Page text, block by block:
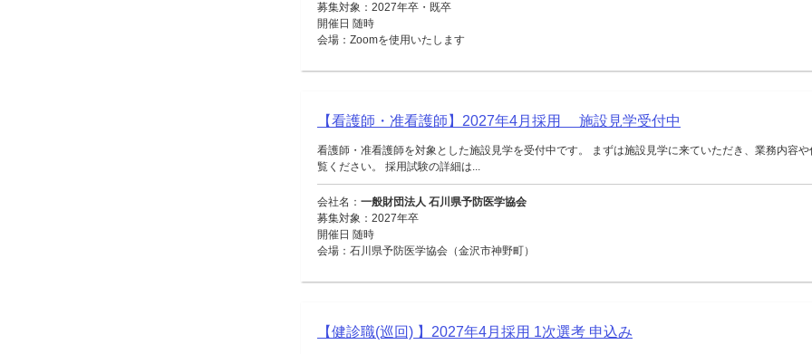
募集対象：2027年卒・既卒
開催日 随時
会場：Zoomを使用いたします
【看護師・准看護師】2027年4月採用 施設見学受付中
看護師・准看護師を対象とした施設見学を受付中です。 まずは施設見学に来ていただき、業務内容
覧ください。 採用試験の詳細は...
会社名： 一般財団法人 石川県予防医学協会
募集対象：2027年卒
開催日 随時
会場：石川県予防医学協会（金沢市神野町）
【健診職(巡回) 】2027年4月採用 1次選考 申込み